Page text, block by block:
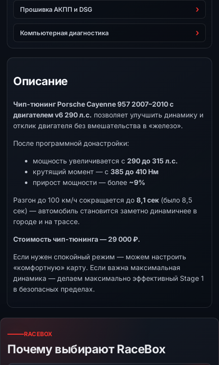
Прошивка АКПП и DSG
Компьютерная диагностика
Описание
Чип-тюнинг Porsche Cayenne 957 2007–2010 с
двигателем v6 290 л.с. позволяет улучшить динамику и
отклик двигателя без вмешательства в «железо».
После программной донастройки:
мощность увеличивается с 290 до 315 л.с.
крутящий момент — с 385 до 410 Нм
прирост мощности — более ~9%
Разгон до 100 км/ч сокращается до 8,1 сек (было 8,5
сек) — автомобиль становится заметно динамичнее в
городе и на трассе.
Стоимость чип-тюнинга — 29 000 ₽.
Если нужен спокойный режим — можем настроить
«комфортную» карту. Если важна максимальная
динамика — делаем максимально эффективный Stage 1
в безопасных пределах.
RACEBOX
Почему выбирают RaceBox